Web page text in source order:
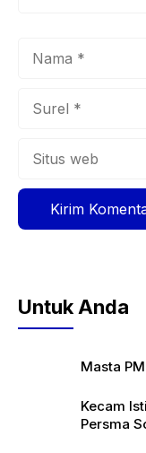
Untuk Anda
Masta
Kecam
Persma